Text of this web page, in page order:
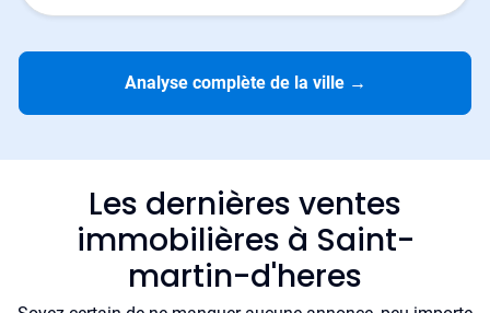
Analyse complète de la ville →
Les dernières ventes
immobilières à Saint-
martin-d'heres